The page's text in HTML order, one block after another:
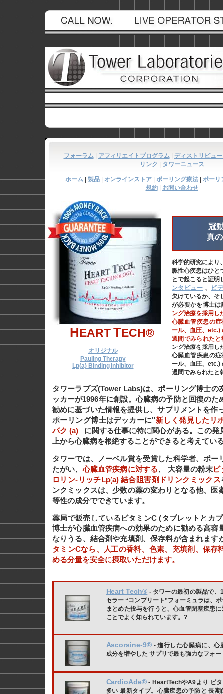
フォーラム| アフィリエイトプログラム| ディストリビュ
リンク
タワーニュース
ホーム| 製品| オンラインストア| ポーリング療法| ポーリ
規約| お問い合わせ
HEART TECH®
オリジナル
Pauling Therapy
Lp(a) Binding Inhibitor
冠
真
科学的研究により
脈性心疾患はひと
とで起こると証明
ンタビュー 、
ビ
欠けているか、そ
が必要かを博士
ング治療を採用し
心臓血管疾患の
ール、血圧、etc.)
週間でみられたと
ング治療を採用し
心臓血管疾患の
ール、血圧、etc.)
週間でみられたと
タワーラブズ(Tower Labs)は、ポーリング博士の
ッカーが1996年に創設。心臓病の予防と回復のた
勧めに基づいた情報を提供し、サプリメントを作
ポーリング博士はデッカーに"新しく発見したリ
パク (a) に関する仕事に特に関心がある。この発
上から心臓病を根絶することができると考えてい
タワーでは、ノーベル賞を受賞した科学者、ポー
たがい、心臓血管疾病に対する、 大容量の粉末ビ
ロリン-リッチLp(a) 結合阻害剤ドリンクミックス
ンクミックスは、少数の薬の変わりとなる他、医
等性の成分でできています。
薬局で販売しているビタミンC (タブレットとカ
博士が心臓血管疾病への効果のために勧める高容
なりうる、結合剤や充填剤、保存料が含まれます
タミンCなら、人工の香料、色素、充填剤、保存
める分量を安全に摂取いただけます。
Heart Tech® - タワーの最初の製品で、
セラー “コンプリート”フォーミュラは、
まとめた投与を行うと、心血管閉塞疾患
ことでよく知られています。?
Ascorsine-9® - 進行した心臓病に、心
成分を増やした サプリで最も強力なフォー
CardioAde® - HeartTechやA9より ビ
多い 最新タイプ。心臓疾患の予防と 長期